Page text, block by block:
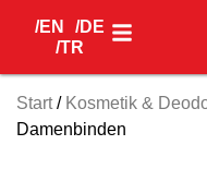
/EN
/DE
/TR
Start/ Kosmetik &
Damenbinden